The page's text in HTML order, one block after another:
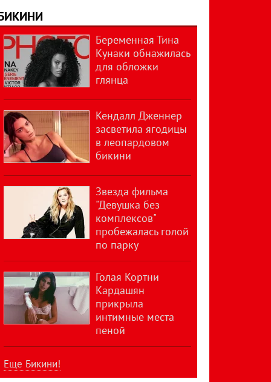
Беременная Тина
Кунаки обнажилась
для обложки
глянца
Кендалл Дженнер
засветила ягодицы
в леопардовом
бикини
Звезда фильма
"Девушка без
комплексов"
пробежалась голой
по парку
Голая Кортни
Кардашян
прикрыла
интимные места
пеной
Еще Бикини!